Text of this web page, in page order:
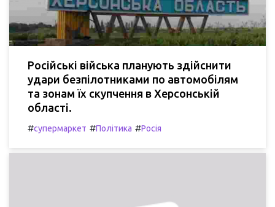
Російські війська планують здійснити
удари безпілотниками по автомобілям
та зонам їх скупчення в Херсонській
області.
#супермаркет #Політика #Росія